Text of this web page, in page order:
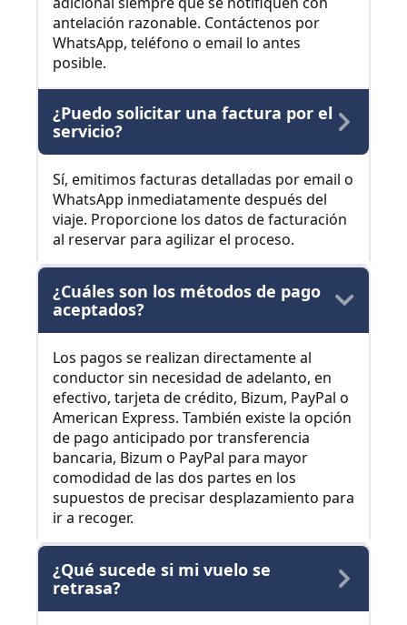
antelación razonable. Contáctenos por
WhatsApp, teléfono o email lo antes
posible.
¿Puedo solicitar una factura por el
servicio?
Sí, emitimos facturas detalladas por email o
WhatsApp inmediatamente después del
viaje. Proporcione los datos de facturación
al reservar para agilizar el proceso.
¿Cuáles son los métodos de pago
aceptados?
Los pagos se realizan directamente al
conductor sin necesidad de adelanto, en
efectivo, tarjeta de crédito, Bizum, PayPal o
American Express. También existe la opción
de pago anticipado por transferencia
bancaria, Bizum o PayPal para mayor
comodidad de las dos partes en los
supuestos de precisar desplazamiento para
ir a recoger.
¿Qué sucede si mi vuelo se
retrasa?